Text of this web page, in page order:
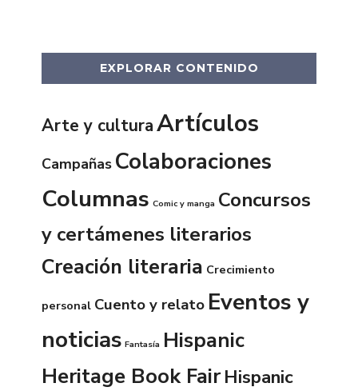
EXPLORAR CONTENIDO
Arte y culturaArtículos
Campañas Colaboraciones
Columnas Comic y manga Concursos
y certámenes literarios
Creación literaria Crecimiento
personal Cuento y relato Eventos y
noticias Fantasía Hispanic
Heritage Book FairHispanic